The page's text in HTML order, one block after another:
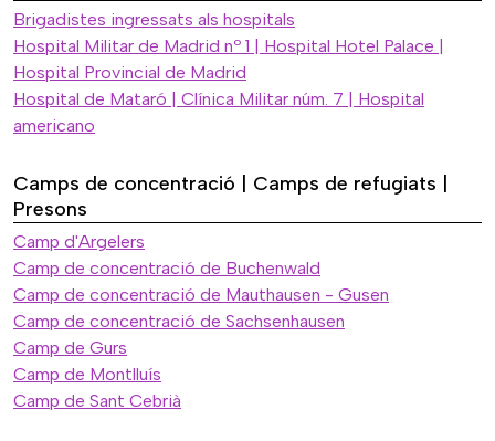
Brigadistes ingressats als hospitals
Hospital Militar de Madrid nº 1 | Hospital Hotel Palace |
Hospital Provincial de Madrid
Hospital de Mataró | Clínica Militar núm. 7 | Hospital
americano
Camps de concentració | Camps de refugiats |
Presons
Camp d'Argelers
Camp de concentració de Buchenwald
Camp de concentració de Mauthausen - Gusen
Camp de concentració de Sachsenhausen
Camp de Gurs
Camp de Montlluís
Camp de Sant Cebrià